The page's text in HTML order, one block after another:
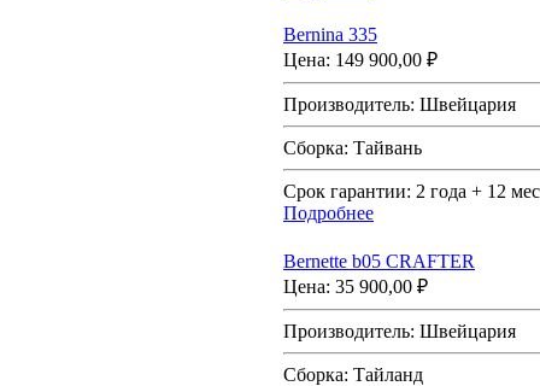
Bernina 335
Цена: 149 900,00 ₽
Производитель: Швейцария
Сборка: Тайвань
Срок гарантии: 2 года + 12 мес
Подробнее
Bernette b05 CRAFTER
Цена: 35 900,00 ₽
Производитель: Швейцария
Сборка: Тайланд